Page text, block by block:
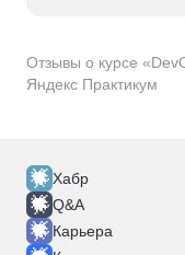
Отзывы о курсе
Яндекс Практикум
Хабр
Q&A
Карьера